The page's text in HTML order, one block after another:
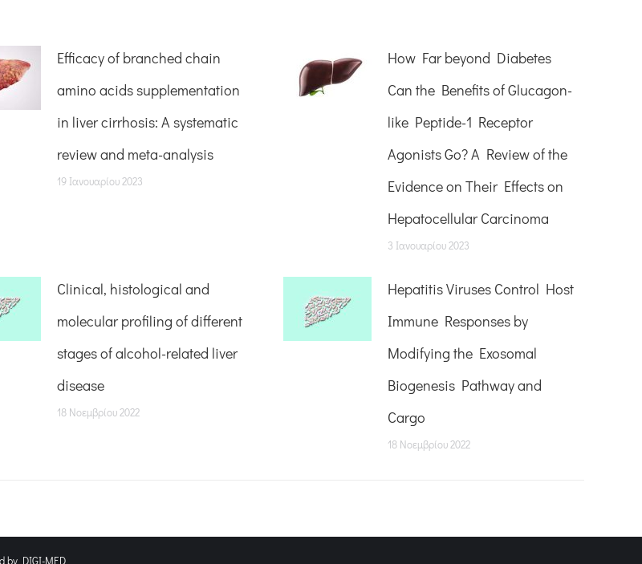
Efficacy of branched chain
amino acids supplementation
in liver cirrhosis: A systematic
review and meta-analysis
19 Ιανουαρίου 2023
How Far beyond Diabetes
Can the Benefits of Glucagon-
like Peptide-1 Receptor
Agonists Go? A Review of the
Evidence on Their Effects on
Hepatocellular Carcinoma
3 Ιανουαρίου 2023
Clinical, histological and
molecular profiling of different
stages of alcohol-related liver
disease
18 Νοεμβρίου 2022
Hepatitis Viruses Control Host
Immune Responses by
Modifying the Exosomal
Biogenesis Pathway and
Cargo
18 Νοεμβρίου 2022
by DIGI-MED